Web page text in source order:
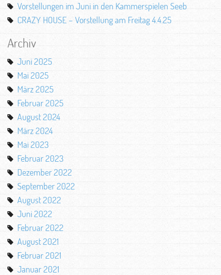
Vorstellungen im Juni in den Kammerspielen Seeb
CRAZY HOUSE – Vorstellung am Freitag 4.4.25
Archiv
Juni 2025
Mai 2025
März 2025
Februar 2025
August 2024
März 2024
Mai 2023
Februar 2023
Dezember 2022
September 2022
August 2022
Juni 2022
Februar 2022
August 2021
Februar 2021
Januar 2021